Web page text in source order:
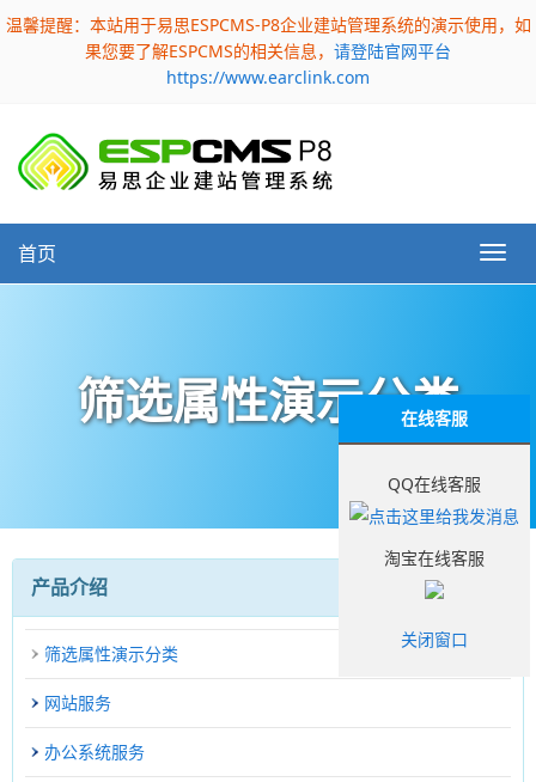
温馨提醒：本站用于易思ESPCMS-P8企业建站管理系统的演示使用，如
果您要了解ESPCMS的相关信息， 请登陆官网平台
https://www.earclink.com
首页
筛选属性演示分类
产品介绍
筛选属性演示分类
网站服务
办公系统服务
在线客服
QQ在线客服
淘宝在线客服
关闭窗口